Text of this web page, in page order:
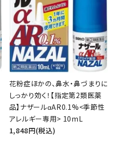
花粉症ほかの、鼻水・鼻づまりに
しっかり効く！【指定第2類医薬
品】ナザールαAR0.1%<季節性
アレルギー専用> 10mL
1,848円(税込)